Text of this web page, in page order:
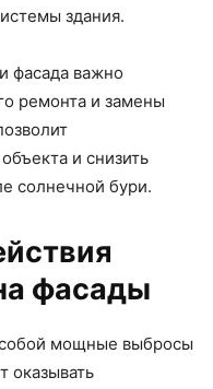
здания.
фасада важно
ремонта и замены
и снизить
солнечной бури.
фасады
мощные выбросы
оказывать